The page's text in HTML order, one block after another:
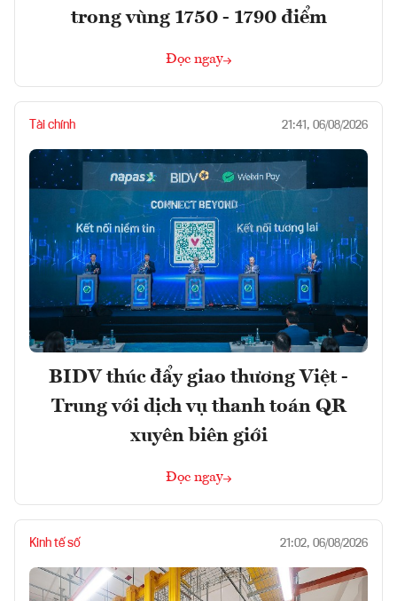
trong vùng 1750 - 1790 điểm
Đọc ngay
Tài chính 21:41, 06/08/2026
BIDV thúc đẩy giao thương Việt -
Trung với dịch vụ thanh toán QR
xuyên biên giới
Đọc ngay
Kinh tế số 21:02, 06/08/2026